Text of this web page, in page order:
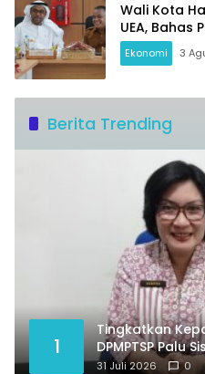
Wali Kota
UEA, Bahas
Ekonomi 3
Berita Trending
1
Tingkatkan
DPMPTSP Palu
31 Juli 2026 0